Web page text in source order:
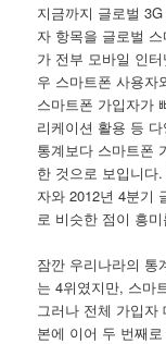
지금까지 글로벌
자 항목을 글로벌
가 전부 모바일 인
우 스마트폰 사용자
스마트폰 가입자가
리케이션 활용 등
통계보다 스마트폰
한 것으로 보입니다
자와 2012년 4분기
로 비슷한 점이 흥
잠깐 우리나라의 통
는 4위였지만, 스마
그러나 전체 가입자
본에 이어 두 번째